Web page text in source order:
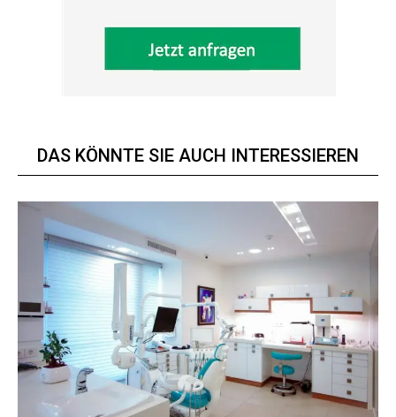
DAS KÖNNTE SIE AUCH INTERESSIEREN